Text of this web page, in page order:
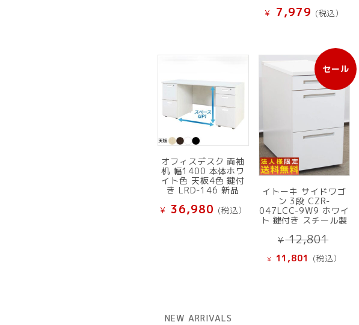
¥ 7,979 (税込）
オフィスデスク 両袖
机 幅1400 本体ホワ
イト色 天板4色 鍵付
き LRD-146 新品
¥ 36,980 (税込）
セール
販
売
中
品
イトーキ サイドワゴ
ン 3段 CZR-
047LCC-9W9 ホワイ
ト 鍵付き スチール製
¥12,801
の
価
¥ 11,801 現
(税込）
NEW ARRIVALS